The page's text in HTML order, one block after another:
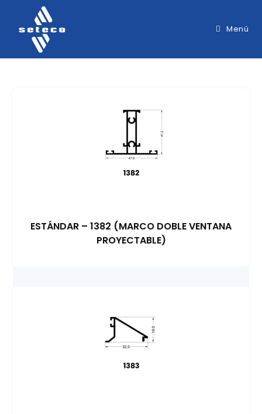
Menú
ESTÁNDAR – 1382 (MARCO DOBLE VENTANA
PROYECTABLE)